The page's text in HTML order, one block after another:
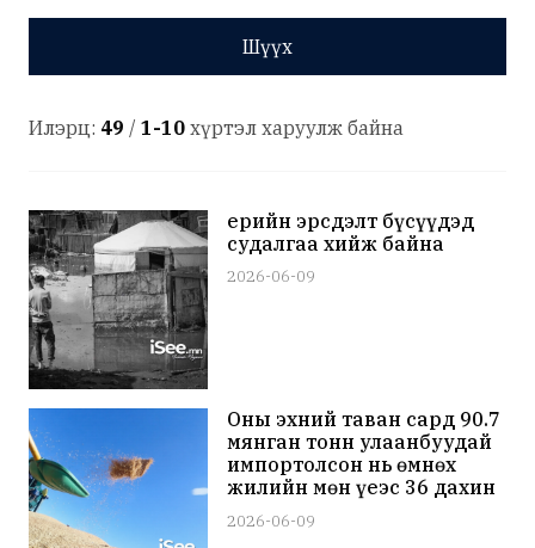
Шүүх
Илэрц: 49 / 1-10 хүртэл харуулж байна
Үерийн эрсдэлт бүсүүдэд
судалгаа хийж байна
2026-06-09
Оны эхний таван сард 90.7
мянган тонн улаанбуудай
импортолсон нь өмнөх
жилийн мөн үеэс 36 дахин
өссөн дүн болов
2026-06-09